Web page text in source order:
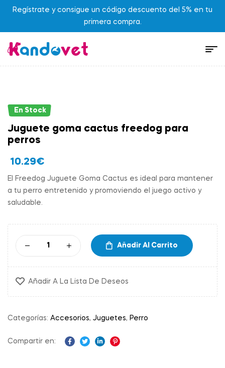
Regístrate y consigue un código descuento del 5% en tu
primera compra.
En Stock
Juguete goma cactus freedog para
perros
10.29€
El Freedog Juguete Goma Cactus es ideal para mantener
a tu perro entretenido y promoviendo el juego activo y
saludable.
Añadir Al Carrito
Añadir A La Lista De Deseos
Categorías: Accesorios, Juguetes, Perro
Compartir en: